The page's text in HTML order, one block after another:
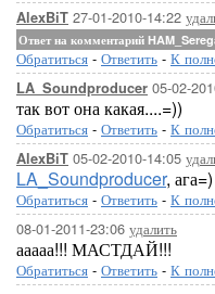
AlexBiT 27-01-2010-14:22
Ответ на комментарий
Обратиться - Ответить - К
LA_Soundproducer 05-02-
так вот она какая....=))
Обратиться - Ответить - К
AlexBiT 05-02-2010-14:05
LA_Soundproducer,
Обратиться - Ответить - К
08-01-2011-23:06 удалить
ааааа!!! МАСТДАЙ!!!
Обратиться - Ответить - К